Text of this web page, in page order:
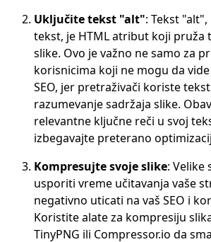
Uključite tekst "alt": Tekst
tekst, je HTML atribut koji pruža
slike. Ovo je važno ne samo za
korisnicima koji ne mogu da vide
SEO, jer pretraživači koriste
razumevanje sadržaja slike.
relevantne ključne reči u svoj
izbegavajte preterano
Kompresujte svoje slike: Velike
usporiti vreme učitavanja vaše
negativno uticati na vaš SEO i
Koristite alate za kompresiju
TinyPNG ili Compressor.io da